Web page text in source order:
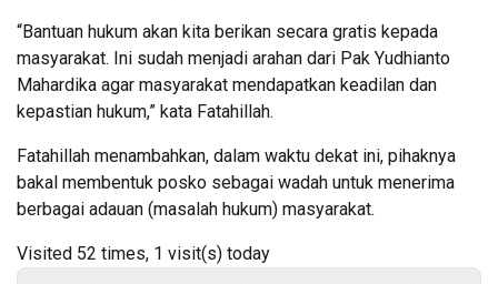
“Bantuan hukum akan kita berikan secara gratis kepada
masyarakat. Ini sudah menjadi arahan dari Pak Yudhianto
Mahardika agar masyarakat mendapatkan keadilan dan
kepastian hukum,” kata Fatahillah.
Fatahillah menambahkan, dalam waktu dekat ini, pihaknya
bakal membentuk posko sebagai wadah untuk menerima
berbagai adauan (masalah hukum) masyarakat.
Visited 52 times, 1 visit(s) today